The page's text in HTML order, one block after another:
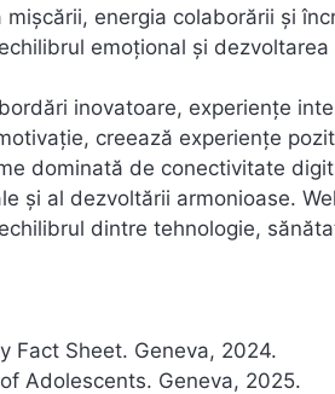
energia colaborării și
emoțional și
inovatoare, experiențe
creează experiențe
dominată de conectivitate
și al dezvoltării armonioase.
dintre tehnologie,
Fact Sheet. Geneva, 2024.
Adolescents. Geneva, 2025.